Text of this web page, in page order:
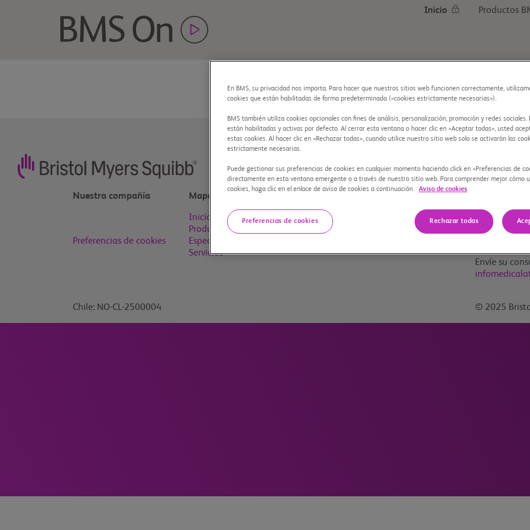
Inicio Productos
Nuestra compañía
Preferencias de cookies
Mapa del sitio
Inicio
Productos BMS
Especialidades
Servicios
Información
Líneas de
médica
Envíe su
Chile: NO-CL-2500004 © 2025
En BMS, su privacidad nos importa. Para hacer que nuestros sitios web funcionen correctamente,
cookies que están habilitadas de forma predeterminada («cookies estrictamente necesarias»).
BMS también utiliza cookies opcionales con fines de análisis, personalización, promoción y redes sociales.
están habilitadas y activas por defecto. Al cerrar esta ventana o hacer clic en «Aceptar todas», usted
estas cookies. Al hacer clic en «Rechazar todas», cuando utilice nuestro sitio web solo se activarán las
estrictamente necesarias.
Puede gestionar sus preferencias de cookies en cualquier momento haciendo click en «Preferencias de
directamente en esta ventana emergente o a través de nuestro sitio web. Para comprender mejor cómo
cookies, haga clic en el enlace de aviso de cookies a continuación.
Aviso de cookies
Preferencias de cookies Rechazar todas